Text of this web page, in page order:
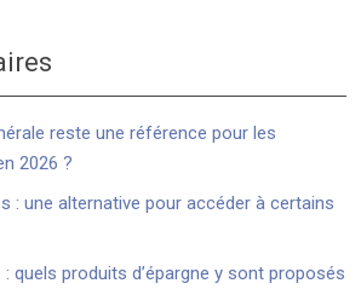
reste une référence pour les
2026 ?
: une alternative pour accéder à certains
quels produits d’épargne y sont proposés